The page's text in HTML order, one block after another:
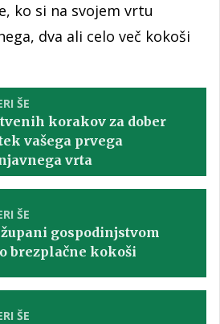
ko si na svojem vrtu
dva ali celo več kokoši
ŠE
korakov za dober
vašega prvega
vrta
ŠE
župani gospodinjstvom
brezplačne kokoši
ŠE